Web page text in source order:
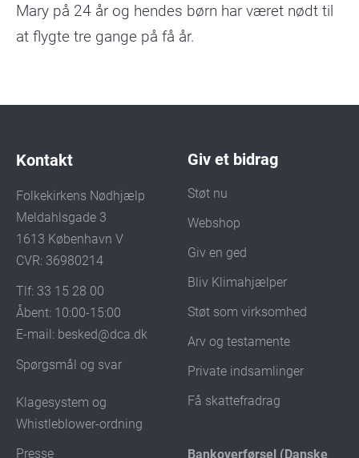
Mary på 24 år og hendes børn har været nødt til
at flygte tre gange på få år.
Kontakt
Folkekirkens Nødhjælp
Meldahlsgade 3
1613 København V
CVR: 36980214
Tlf: 33 15 28 00
Åbent: 10:00-15:00
E-mail: besked@dca.dk
Spørgsmål og svar
Klagesystem og
Whistleblower-ordning
Presse
Giv et bidrag
Støt nu
Webshop
Giv en ged
Bliv Klimahjælper
Støt som virksomhed
Arv og testamente
Private indsamlinger
Få skattefradrag
Bankoverførsel (Danske